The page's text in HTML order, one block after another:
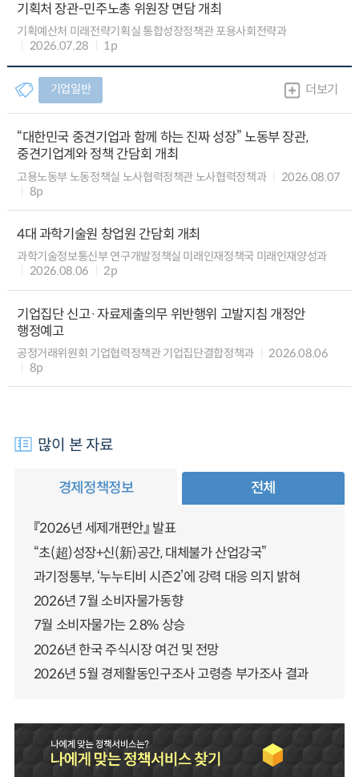
기획처 장관-민주노총 위원장 면담 개최
기획예산처 미래전략기획실 통합성장정책관 포용사회전략과
2026.07.28
1p
기업일반 더보기
“대한민국 중견기업과 함께 하는 진짜 성장” 노동부 장관,
중견기업계와 정책 간담회 개최
고용노동부 노동정책실 노사협력정책관 노사협력정책과
2026.08.07
8p
4대 과학기술원 창업원 간담회 개최
과학기술정보통신부 연구개발정책실 미래인재정책국 미래인재양성과
2026.08.06
2p
기업집단 신고·자료제출의무 위반행위 고발지침 개정안
행정예고
공정거래위원회 기업협력정책관 기업집단결합정책과
2026.08.06
8p
많이 본 자료
경제정책정보 전체
『2026년 세제개편안』 발표
“초(超)성장+신(新)공간, 대체불가 산업강국”
과기정통부, ‘누누티비 시즌2’에 강력 대응 의지 밝혀
2026년 7월 소비자물가동향
7월 소비자물가는 2.8% 상승
2026년 한국 주식시장 여건 및 전망
2026년 5월 경제활동인구조사 고령층 부가조사 결과